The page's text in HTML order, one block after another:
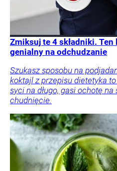
Zmiksuj te 4 składniki.
genialny na odchudzanie
Szukasz sposobu na
koktajl z przepisu dietetyka
syci na długo, gasi ochotę na
chudnięcie.